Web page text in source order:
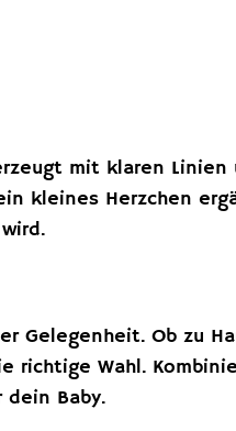
mit klaren Linien
kleines Herzchen
Gelegenheit. Ob zu
richtige Wahl.
Baby.